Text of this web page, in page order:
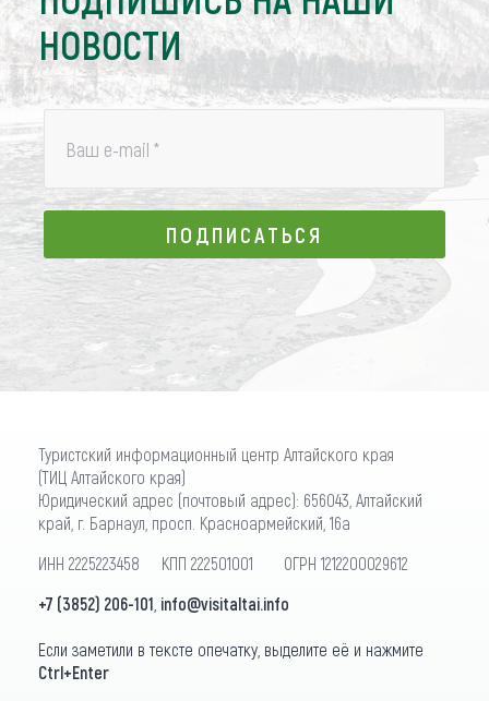
НОВОСТИ
Ваш e-mail *
ПОДПИСАТЬСЯ
ПОДПИСАТЬСЯ
Туристский информационный центр Алтайского края
(ТИЦ Алтайского края)
Юридический адрес (почтовый адрес): 656043, Алтайский
край, г. Барнаул, просп. Красноармейский, 16а
ИНН 2225223458 КПП 222501001 ОГРН 1212200029612
+7 (3852) 206-101 info@visitaltai.info
Если заметили в тексте опечатку, выделите её и нажмите
Ctrl+Enter